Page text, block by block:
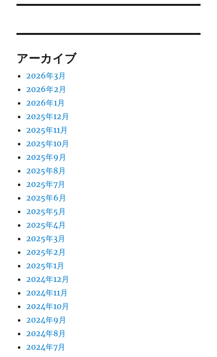
ン
稿:
アーカイブ
2026年3月
2026年2月
2026年1月
2025年12月
2025年11月
2025年10月
2025年9月
2025年8月
2025年7月
2025年6月
2025年5月
2025年4月
2025年3月
2025年2月
2025年1月
2024年12月
2024年11月
2024年10月
2024年9月
2024年8月
2024年7月